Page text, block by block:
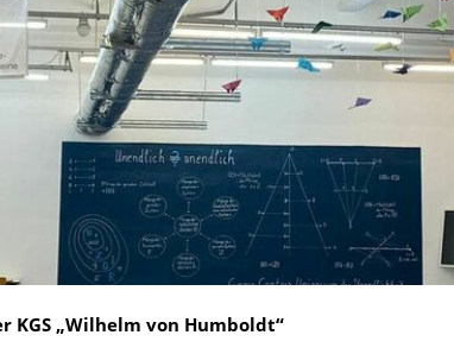
KGS „Wilhelm von Humboldt“